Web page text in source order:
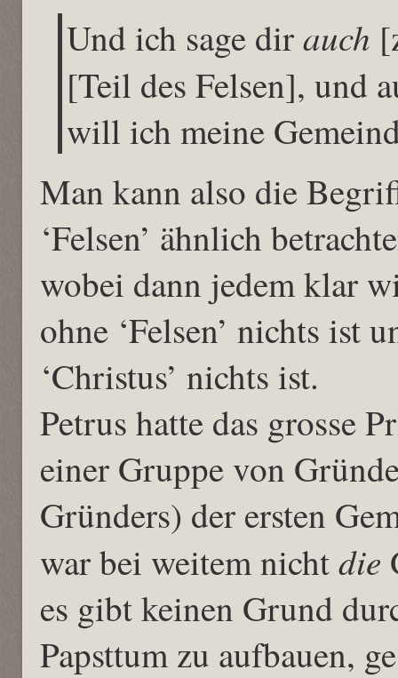
Und ich sage dirauch
[Teil des Felsen], und
will ich meine
Man kann also die
‘Felsen’ ähnlich
wobei dann jedem klar
ohne ‘Felsen’ nichts ist
‘Christus’ nichts ist.
Petrus hatte das grosse
einer Gruppe von
Gründers) der ersten
war bei weitem nichtdie
es gibt keinen Grund
Papsttum zu aufbauen,